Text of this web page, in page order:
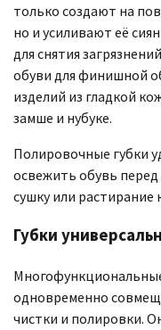
только создают на
но и усиливают её
для снятия
обуви для финишной
изделий из гладкой
замше и нубуке.
Полировочные губки
освежить обувь
сушку или растирание
Губки
одновременно
чистки и полировки.